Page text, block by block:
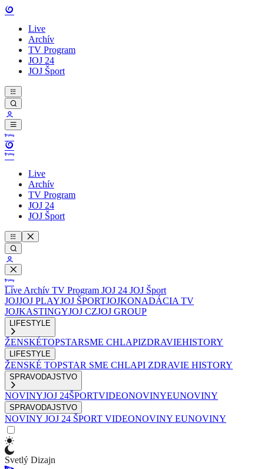
Live
Archív
TV Program
JOJ 24
JOJ Šport
Live
Archív
TV Program
JOJ 24
JOJ Šport
Live Archív TV Program JOJ 24 JOJ Šport
JOJJOJ PLAYJOJ ŠPORTJOJKONADÁCIA TV
JOJKASTINGYJOJ CZJOJ GROUP
LIFESTYLE
ŽENSKÉTOPSTARSME CHLAPIZDRAVIEHISTORY
LIFESTYLE
ŽENSKÉ TOPSTAR SME CHLAPI ZDRAVIE HISTORY
SPRAVODAJSTVO
NOVINYJOJ 24ŠPORTVIDEONOVINYEUNOVINY
SPRAVODAJSTVO
NOVINY JOJ 24 ŠPORT VIDEONOVINY EUNOVINY
Svetlý Dizajn